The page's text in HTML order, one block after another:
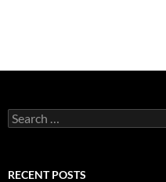
Search
for:
RECENT POSTS